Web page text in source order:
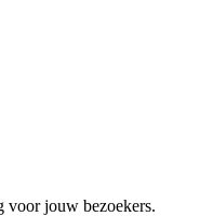
voor jouw bezoekers.